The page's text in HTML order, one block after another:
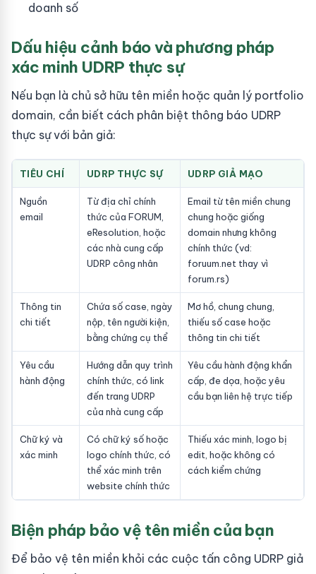
doanh số
Dấu hiệu cảnh báo và phương pháp
xác minh UDRP thực sự
Nếu bạn là chủ sở hữu tên miền hoặc quản lý portfolio
domain, cần biết cách phân biệt thông báo UDRP
thực sự với bản giả:
TIÊU CHÍ UDRP THỰC SỰ UDRP GIẢ MẠO
Nguồn
email
Từ địa chỉ chính
thức của FORUM,
eResolution, hoặc
các nhà cung cấp
UDRP công nhân
Email từ tên miền chung
chung hoặc giống
domain nhưng không
chính thức (vd:
foruum.net thay vì
forum.rs)
Thông tin
chi tiết
Chứa số case, ngày
nộp, tên người kiện,
bằng chứng cụ thể
Mơ hồ, chung chung,
thiếu số case hoặc
thông tin chi tiết
Yêu cầu
hành động
Hướng dẫn quy trình
chính thức, có link
đến trang UDRP
của nhà cung cấp
Yêu cầu hành động khẩn
cấp, đe dọa, hoặc yêu
cầu bạn liên hệ trực tiếp
Chữ ký và
xác minh
Có chữ ký số hoặc
logo chính thức, có
thể xác minh trên
website chính thức
Thiếu xác minh, logo bị
edit, hoặc không có
cách kiểm chứng
Biện pháp bảo vệ tên miền của bạn
Để bảo vệ tên miền khỏi các cuộc tấn công UDRP giả